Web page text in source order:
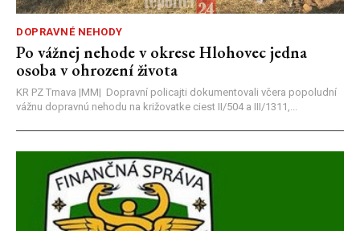
DOPRAVNÉ NEHODY
Po vážnej nehode v okrese Hlohovec jedna
osoba v ohrození života
KR PZ Trnava |MM| Dopravní policajti dokumentovali včera popoludní
vážnu dopravnú nehodu na križovatke ciest II/504 a III/1311,...